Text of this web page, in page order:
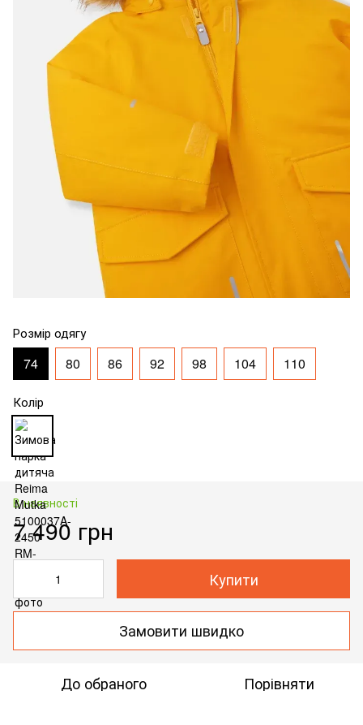
Розмір одягу
74 80 86 92 98 104 110
Колір
В наявності
7 490 грн
Купити
Замовити швидко
До обраного Порівняти